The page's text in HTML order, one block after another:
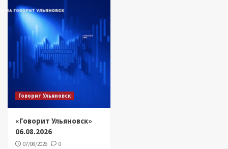
Говорит Ульяновск
«Говорит Ульяновск»
06.08.2026
07/08/2026 0